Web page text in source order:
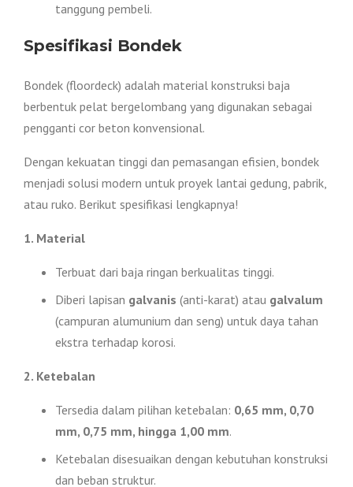
tanggung pembeli.
Spesifikasi Bondek
Bondek (floordeck) adalah material konstruksi baja
berbentuk pelat bergelombang yang digunakan sebagai
pengganti cor beton konvensional.
Dengan kekuatan tinggi dan pemasangan efisien, bondek
menjadi solusi modern untuk proyek lantai gedung, pabrik,
atau ruko. Berikut spesifikasi lengkapnya!
1. Material
Terbuat dari baja ringan berkualitas tinggi.
Diberi lapisan galvanis (anti-karat) atau galvalum
(campuran alumunium dan seng) untuk daya tahan
ekstra terhadap korosi.
2. Ketebalan
Tersedia dalam pilihan ketebalan: 0,65 mm, 0,70
mm, 0,75 mm, hingga 1,00 mm.
Ketebalan disesuaikan dengan kebutuhan konstruksi
dan beban struktur.